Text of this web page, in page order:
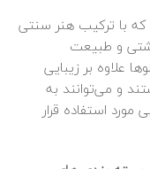
با ترکیب هنر سنتی
و طبیعت
علاوه بر زیبایی
و می‌توانند به
مورد استفاده قرار